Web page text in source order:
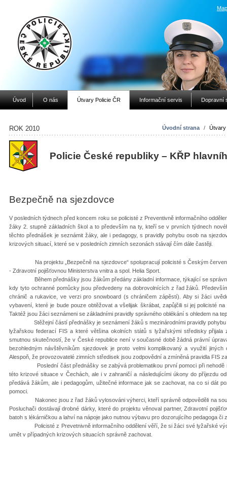
Úvod O nás Útvary Policie ČR Informační servis Dopravní
Úvodní strana / Útvary
ROK 2010
Policie České republiky – KŘP
Bezpečně na sjezdovce
V posledních týdnech před koncem roku se policisté z Preventivně informačního
žáky 2. stupně základních škol a to především na ty, kteří se v prvních týdnech
těchto přednášek je seznámit žáky, ale i pedagogy, s pravidly pohybu osob na
krizových situací, které se v posledních zimních sezonách stávají čím dále častěji.
Na projektu „Bezpečně na sjezdovce“ spolupracují policisté s Českým
- Zdravotní pojišťovnou Ministerstva vnitra a spol. Helia Sport.
Během přednášky jsou žákům předány základní informace, týkající se
kdy tyto ochranné pomůcky jsou předvedeny na dobrovolnících z řad žáků.
chránič a rukavice, ve verzi pro snowboard (s chráničem zápěstí). Aby si žáci
vybavení, které je bude pouze obtěžovat a všelijak škrábat, zapůjčili si jej policisté
Taktéž jsou žáci seznámeni se základními pravidly správného oblékání s ohledem na
Stěžejní částí přednášky je seznámení žáků s mezinárodními pravidly pohybu
lyžařskou federací FIS a které většina okolních států s lyžařskými středisky
smutnou skutečností, že v České republice není v současné době žádná právní
bezohledným návštěvníkům sjezdovek je proto velmi komplikovaný a využití
Alespoň, že provozovatelé zimních středisek jsou zodpovědní a zmíněná pravidla FIS
Poslední část přednášky se zabývá problematikou první pomoci při nehodě na
této krizové situace v Čechách, ale i v zahraničí a následujícími úkony do příjezdu
předává žákům, ale i pedagogům, užitečné informace jak se zachovat, na co si dát
pomoci.
Nakonec jsou z řad žáků vylosováni výherci, kteří správně odpověděli na
Posluchači dostávají drobné dárky, které do projektu věnoval partner, Zdravotní
batoh s lékárničkou a lahví na nápoje jako nutnou výbavu pro dozorujícího pedagoga
Policisté z Prevetnivně informačního oddělení věří, že si žáci své lyžařské
umět v případných krizových situacích správně zachovat.